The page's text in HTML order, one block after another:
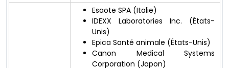
Esaote SPA (Italie)
IDEXX Laboratories Inc. (États-
Unis)
Epica Santé animale (États-Unis)
Canon Medical Systems
Corporation (Japon)